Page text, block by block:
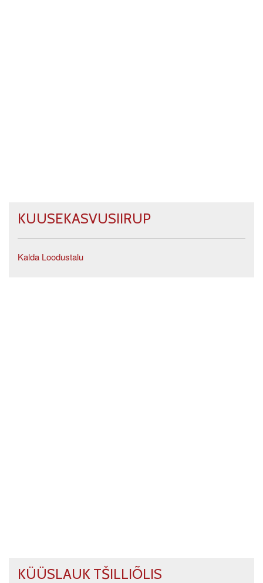
KUUSEKASVUSIIRUP
Kalda Loodustalu
KÜÜSLAUK TŠILLIÕLIS